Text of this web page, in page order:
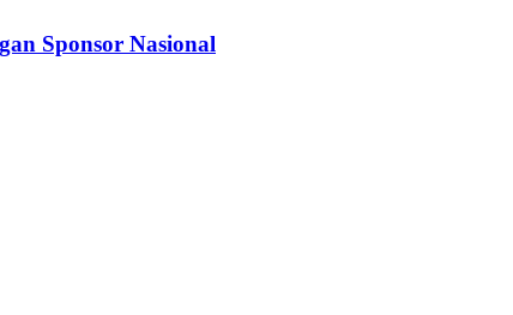
Sponsor Nasional